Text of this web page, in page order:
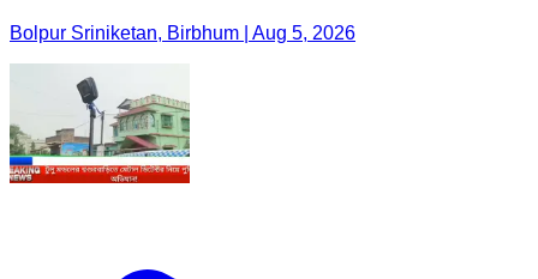
Bolpur Sriniketan, Birbhum | Aug 5, 2026